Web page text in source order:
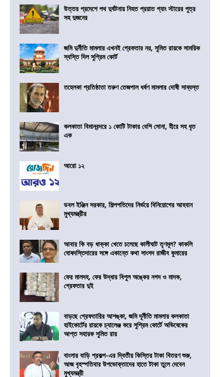
উত্তর প্রদেশে পথ দুর্ঘটনায় নিহত প্রয়াত গ্যাং স্টারের পুত্র
সহ দুজনের
জমি দুর্নীতি মামলায় এখনই গ্রেফতার নয়, সুমিত রায়কে সাময়িক
স্বস্তি দিল সুপ্রিম কোর্ট
তহেলকা প্রতিষ্ঠাতা তরুণ তেজপাল ধর্ষণ মামলার দোষী সাব্যস্ত
কলকাতা বিমানবন্দরে ১ কোটি টাকার বেশি সোনা, হীরে সহ ধৃত
এক
আরো ১২
ডবল ইঞ্জিন সরকার, শিল্পপতিদের নির্ভয়ে বিনিয়োগের আহবান
মুখ্যমন্ত্রীর
আবার কি বড় ধাক্কা খেতে চলেছে কালীঘাট তৃণমূল? কাকলি
ঘোষদস্তিদারের সঙ্গে একান্তে কথা সাংসদ রাজীব কুমারের
ফের মালদহ, ফের উদ্ধার বিপুল অঙ্কের নগদ ও মাদক,
গ্রেফতার দুই
বাড়ছে গ্রেফতারির আশঙ্কা, জমি দূর্নীতি মামলায় কলকাতা
হাইকোর্টের রায়কে চ্যালেঞ্জ করে সুপ্রিম কোর্টে অভিষেকের
আপ্ত সহায়ক সুমিত রায়
বাংলার বাড়ি প্রকল্প-এর দ্বিতীয় কিস্তির টাকা বিতরণ শুরু,
আজ বৃহস্পতিবার উপভোক্তাদের হাতে টাকা তুলে দেবেন
মুখ্যমন্ত্রী